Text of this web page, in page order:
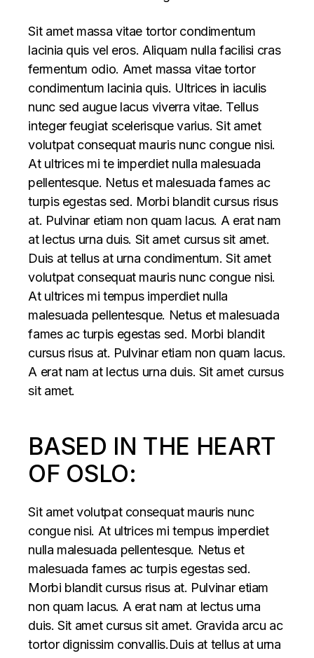
Sit amet massa vitae tortor condimentum
lacinia quis vel eros. Aliquam nulla facilisi cras
fermentum odio. Amet massa vitae tortor
condimentum lacinia quis. Ultrices in iaculis
nunc sed augue lacus viverra vitae. Tellus
integer feugiat scelerisque varius. Sit amet
volutpat consequat mauris nunc congue nisi.
At ultrices mi te imperdiet nulla malesuada
pellentesque. Netus et malesuada fames ac
turpis egestas sed. Morbi blandit cursus risus
at. Pulvinar etiam non quam lacus. A erat nam
at lectus urna duis. Sit amet cursus sit amet.
Duis at tellus at urna condimentum. Sit amet
volutpat consequat mauris nunc congue nisi.
At ultrices mi tempus imperdiet nulla
malesuada pellentesque. Netus et malesuada
fames ac turpis egestas sed. Morbi blandit
cursus risus at. Pulvinar etiam non quam lacus.
A erat nam at lectus urna duis. Sit amet cursus
sit amet.
BASED IN THE HEART
OF OSLO:
Sit amet volutpat consequat mauris nunc
congue nisi. At ultrices mi tempus imperdiet
nulla malesuada pellentesque. Netus et
malesuada fames ac turpis egestas sed.
Morbi blandit cursus risus at. Pulvinar etiam
non quam lacus. A erat nam at lectus urna
duis. Sit amet cursus sit amet. Gravida arcu ac
tortor dignissim convallis.Duis at tellus at urna